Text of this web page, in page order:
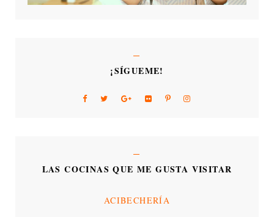
¡SÍGUEME!
LAS COCINAS QUE ME GUSTA VISITAR
ACIBECHERÍA